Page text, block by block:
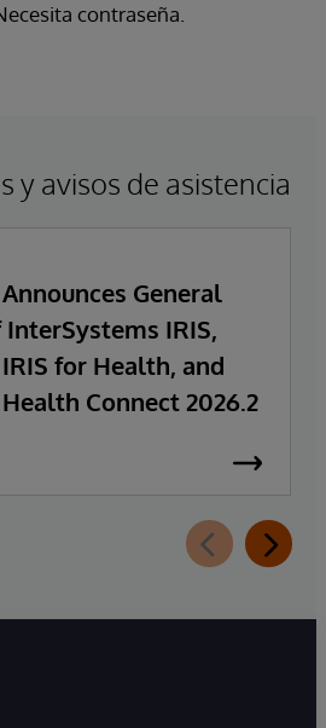
contraseña.
y avisos de asistencia
General
IRIS,
for Health, and
Connect 2026.2